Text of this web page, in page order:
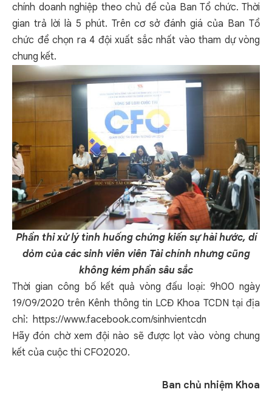
chính doanh nghiệp theo chủ đề của Ban Tổ chức. Thời
gian trả lời là 5 phút. Trên cơ sở đánh giá của Ban Tổ
chức để chọn ra 4 đội xuất sắc nhất vào tham dự vòng
chung kết.
Phần thi xử lý tình huống chứng kiến sự hài hước, dí
dỏm của các sinh viên viên Tài chính nhưng cũng
không kém phần sâu sắc
Thời gian công bố kết quả vòng đấu loại: 9h00 ngày
19/09/2020 trên Kênh thông tin LCĐ Khoa TCDN tại địa
chỉ: https://www.facebook.com/sinhvientcdn
Hãy đón chờ xem đội nào sẽ được lọt vào vòng chung
kết của cuộc thi CFO2020.
Ban chủ nhiệm Khoa